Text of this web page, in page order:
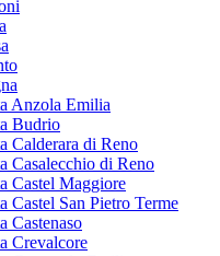
Anzola Emilia
Budrio
Calderara di Reno
Casalecchio di Reno
Castel Maggiore
Castel San Pietro Terme
Castenaso
Crevalcore